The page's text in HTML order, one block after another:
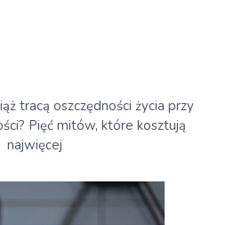
tracą oszczędności życia przy
Pięć mitów, które kosztują
najwięcej